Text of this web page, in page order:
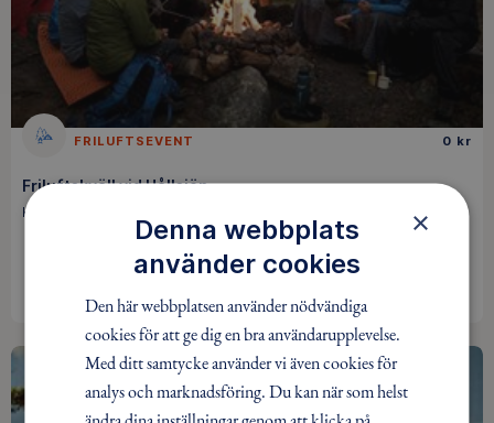
FRILUFTSEVENT 0 kr
Friluftskväll vid Hållsjön
Kristinehamn / 14 aug
BOKA
×
Denna webbplats
använder cookies
Den här webbplatsen använder nödvändiga
cookies för att ge dig en bra användarupplevelse.
Med ditt samtycke använder vi även cookies för
analys och marknadsföring. Du kan när som helst